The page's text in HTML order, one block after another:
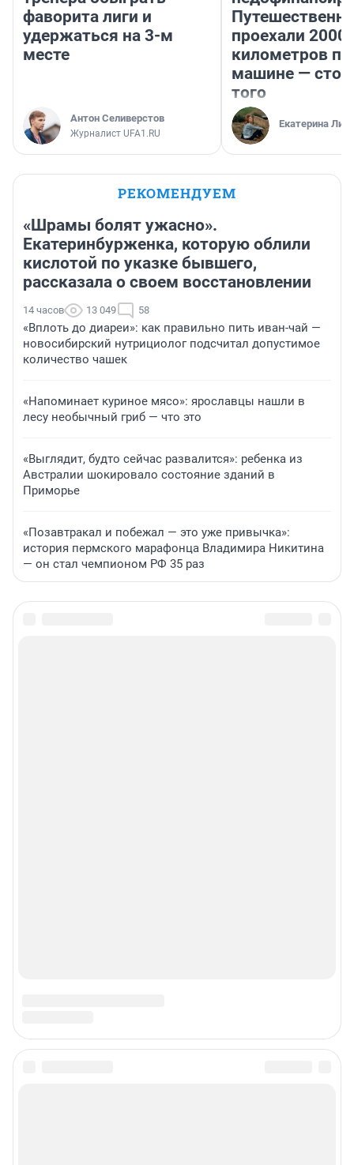
фаворита лиги и
удержаться на 3-м
месте
Антон Селиверстов
Журналист UFA1.RU
проехали 2000
километров по
машине —
того
Екатерина
РЕКОМЕНДУЕМ
«Шрамы болят ужасно».
Екатеринбурженка, которую облили
кислотой по указке бывшего,
рассказала о своем восстановлении
14 часов 13 049 58
«Вплоть до диареи»: как правильно пить иван-чай —
новосибирский нутрициолог подсчитал допустимое
количество чашек
«Напоминает куриное мясо»: ярославцы нашли в
лесу необычный гриб — что это
«Выглядит, будто сейчас развалится»: ребенка из
Австралии шокировало состояние зданий в
Приморье
«Позавтракал и побежал — это уже привычка»:
история пермского марафонца Владимира Никитина
— он стал чемпионом РФ 35 раз